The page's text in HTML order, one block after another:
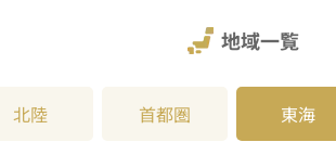
地域一覧
北陸 首都圏 東海